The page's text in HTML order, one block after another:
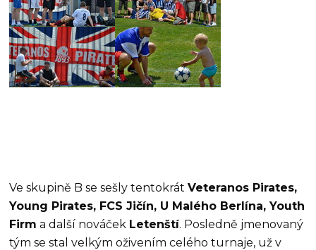
Ve skupině B se sešly tentokrátVeteranos Pirates,
Young Pirates, FCS Jičín, U Malého Berlína, Youth
Firm a další nováček Letenští. Posledně jmenovaný
tým se stal velkým oživením celého turnaje, už v